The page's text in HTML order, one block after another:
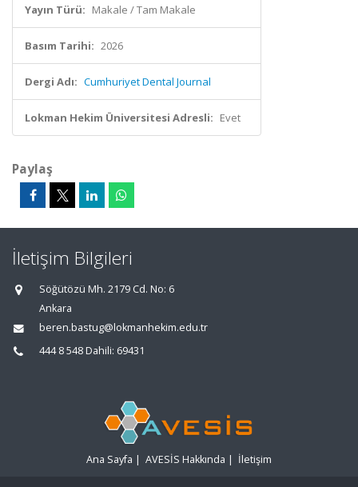
Yayın Türü: Makale / Tam Makale
Basım Tarihi: 2026
Dergi Adı: Cumhuriyet Dental Journal
Lokman Hekim Üniversitesi Adresli: Evet
Paylaş
İletişim Bilgileri
Söğütözü Mh. 2179 Cd. No: 6
Ankara
beren.bastug@lokmanhekim.edu.tr
444 8 548 Dahili: 69431
Ana Sayfa | AVESİS Hakkında | İletişim